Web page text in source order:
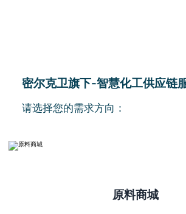
密尔克卫旗下-智慧化工供应链
请选择您的需求方向：
原料商城